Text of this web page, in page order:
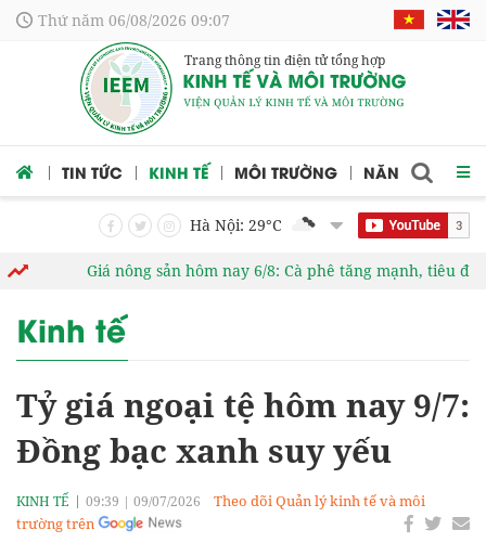
Thứ năm 06/08/2026 09:07
Trang thông tin điện tử tổng hợp
TIN TỨC KINH TẾ MÔI TRƯỜNG NĂNG LƯỢNG
Hà Nội: 29°C
Giá nông sản hôm nay 6/8: Cà phê tăng mạnh, tiêu đi
Kinh tế
Tỷ giá ngoại tệ hôm nay 9/7:
Đồng bạc xanh suy yếu
KINH TẾ 09:39 | 09/07/2026
Theo dõi Quản lý kinh tế và môi
trường trên